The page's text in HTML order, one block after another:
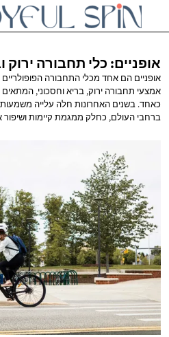
אופניים: כלי תחבורה ירוק
אופניים הם אחד מכלי התחבורה
אמצעי תחבורה ירוק, בריא וחסכוני, המתאים
כאחד. בשנים האחרונות חלה עלייה
ברחבי העולם, כחלק ממגמת קיימות ושיפור